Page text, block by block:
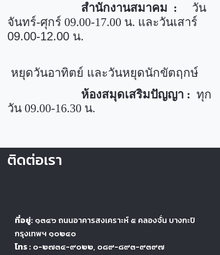
สำนักงานสมาคม : วัน
จันทร์-ศุกร์ 09.00-17.00 น. และวันเสาร์
09.00-12.00 น.
หยุดวันอาทิตย์ และวันหยุดนักขัตฤกษ์
ห้องสมุดเสริมปัญญา : ทุก
วัน 09.00-16.30 น.
ติดต่อเรา
ที่อยู่: ๑๓๔๖ ถนนอาคารสงเคราะห์ ๕ คลองจั่น บางกะปิ
กรุงเทพฯ ๑๐๒๔๐
โทร : ๐-๒๗๓๔-๙๐๒๒, ๐๘๙-๘๙๓-๙๓๙๗